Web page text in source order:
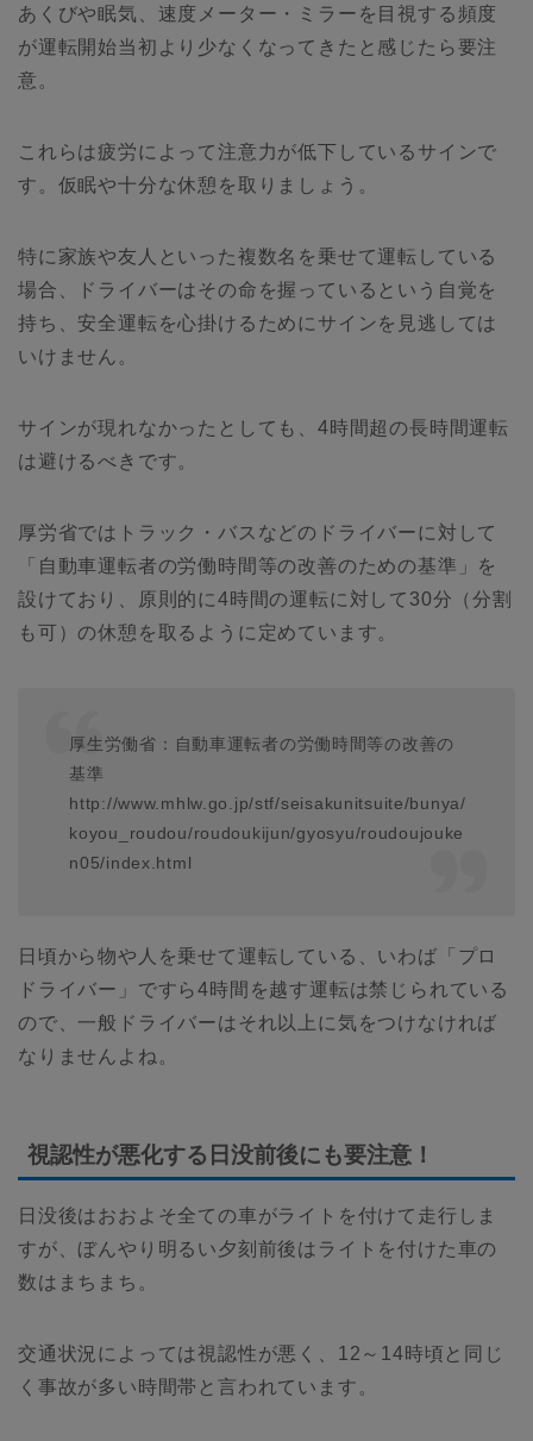
あくびや眠気、速度メーター・ミラーを目視する頻度
が運転開始当初より少なくなってきたと感じたら要注
意。
これらは疲労によって注意力が低下しているサインで
す。仮眠や十分な休憩を取りましょう。
特に家族や友人といった複数名を乗せて運転している
場合、ドライバーはその命を握っているという自覚を
持ち、安全運転を心掛けるためにサインを見逃しては
いけません。
サインが現れなかったとしても、4時間超の長時間運転
は避けるべきです。
厚労省ではトラック・バスなどのドライバーに対して
「自動車運転者の労働時間等の改善のための基準」を
設けており、原則的に4時間の運転に対して30分（分割
も可）の休憩を取るように定めています。
厚生労働省：自動車運転者の労働時間等の改善の
基準
http://www.mhlw.go.jp/stf/seisakunitsuite/bunya/
koyou_roudou/roudoukijun/gyosyu/roudoujouke
n05/index.html
日頃から物や人を乗せて運転している、いわば「プロ
ドライバー」ですら4時間を越す運転は禁じられている
ので、一般ドライバーはそれ以上に気をつけなければ
なりませんよね。
視認性が悪化する日没前後にも要注意！
日没後はおおよそ全ての車がライトを付けて走行しま
すが、ぼんやり明るい夕刻前後はライトを付けた車の
数はまちまち。
交通状況によっては視認性が悪く、12～14時頃と同じ
く事故が多い時間帯と言われています。